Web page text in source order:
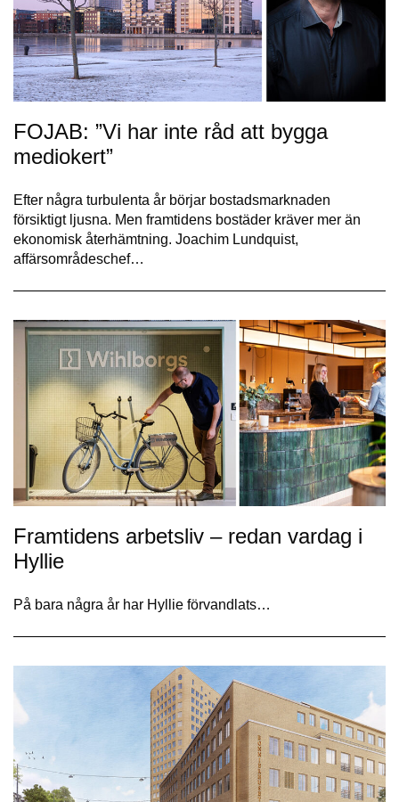
FOJAB: ”Vi har inte råd att bygga
mediokert”
Efter några turbulenta år börjar bostadsmarknaden
försiktigt ljusna. Men framtidens bostäder kräver mer än
ekonomisk återhämtning. Joachim Lundquist,
affärsområdeschef…
Framtidens arbetsliv – redan vardag i
Hyllie
På bara några år har Hyllie förvandlats…